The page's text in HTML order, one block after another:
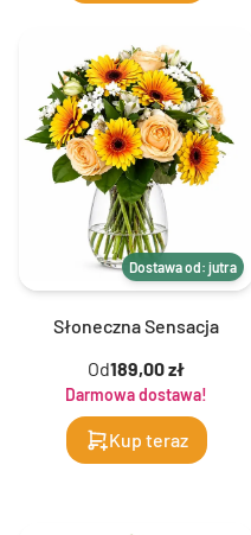
Dostawa od: jutra
Słoneczna Sensacja
Od189,00 zł
Darmowa dostawa!
Kup teraz